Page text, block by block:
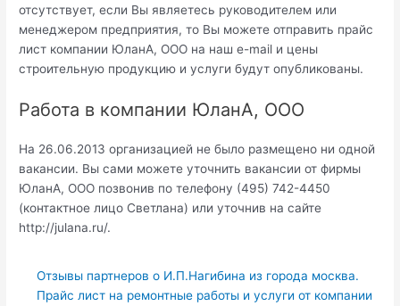
отсутствует, если Вы являетесь руководителем или
менеджером предприятия, то Вы можете отправить прайс
лист компании ЮланА, ООО на наш e-mail и цены
строительную продукцию и услуги будут опубликованы.
Работа в компании ЮланА, ООО
На 26.06.2013 организацией не было размещено ни одной
вакансии. Вы сами можете уточнить вакансии от фирмы
ЮланА, ООО позвонив по телефону (495) 742-4450
(контактное лицо Светлана) или уточнив на сайте
http://julana.ru/.
Отзывы партнеров о И.П.Нагибина из города москва.
Прайс лист на ремонтные работы и услуги от компании